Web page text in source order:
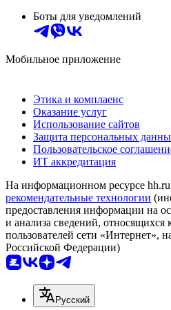
Боты для уведомлений
Мобильное приложение
Этика и комплаенс
Оказание услуг
Использование сайтов
Защита персональных
Пользовательское
ИТ аккредитация
На информационном ресурсе hh.ru
рекомендательные технологии
предоставления информации на
и анализа сведений, относящихся
пользователей сети «Интернет»,
Российской Федерации)
Русский